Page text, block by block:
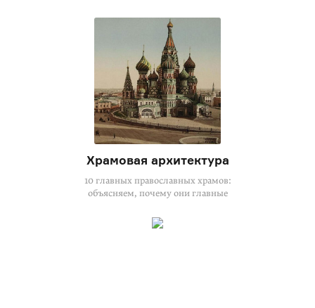
Храмовая архитектура
10 главных православных храмов:
объясняем, почему они главные